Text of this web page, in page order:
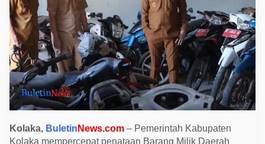
a
t
P
e
n
a
t
a
n
A
e
t
Kolaka, Buletin News.com – Pemerintah Kabupaten
Kolaka mempercepat penataan Barang Milik Daerah